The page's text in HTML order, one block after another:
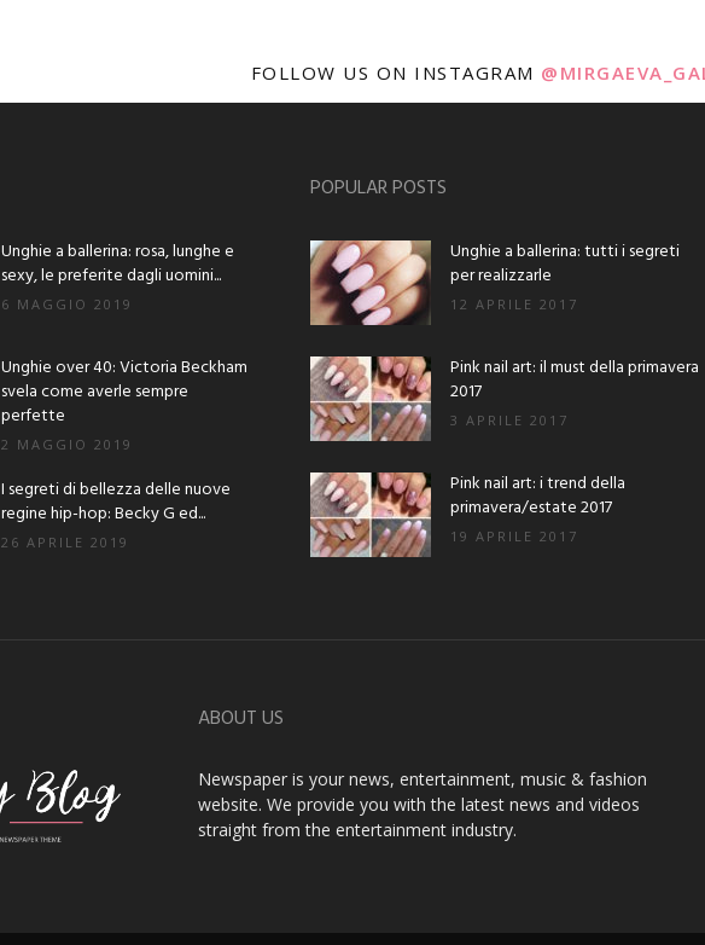
FOLLOW US ON INSTAGRAM
Unghie a ballerina: rosa, lunghe e
sexy, le preferite dagli uomini...
6 MAGGIO 2019
Unghie over 40: Victoria Beckham
svela come averle sempre
perfette
2 MAGGIO 2019
I segreti di bellezza delle nuove
regine hip-hop: Becky G ed...
26 APRILE 2019
POPULAR POSTS
Unghie a ballerina: tutti i segreti
per realizzarle
12 APRILE 2017
Pink nail art: il must della primavera
2017
3 APRILE 2017
Pink nail art: i trend della
primavera/estate 2017
19 APRILE 2017
ABOUT US
Newspaper is your news, entertainment, music & fashion
website. We provide you with the latest news and videos
straight from the entertainment industry.